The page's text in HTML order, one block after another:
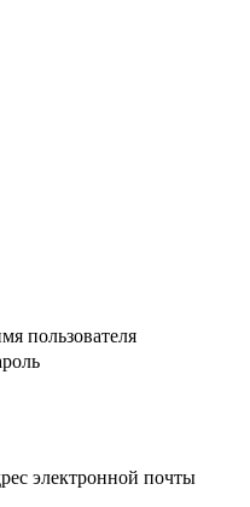
пользователя
электронной почты